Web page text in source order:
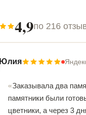
4,9по 216
Юлия
Заказывала два
памятники были
цветники, а через 3